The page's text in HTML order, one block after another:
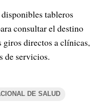
tableros
consultar el destino
giros directos a clínicas,
de servicios.
DE SALUD